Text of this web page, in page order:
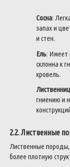
Сосна:
запах и
и стен.
Ель: Имеет
склонна к
кровель.
гниению и
2.2. Лиственные
Лиственные породы,
более плотную